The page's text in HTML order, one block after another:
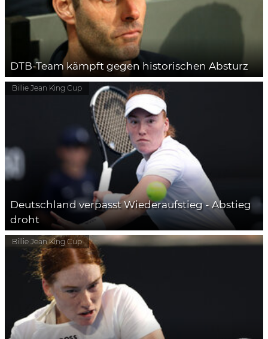
DTB-Team kämpft gegen historischen Absturz
Billie Jean King Cup
Deutschland verpasst Wiederaufstieg - Abstieg
droht
Billie Jean King Cup